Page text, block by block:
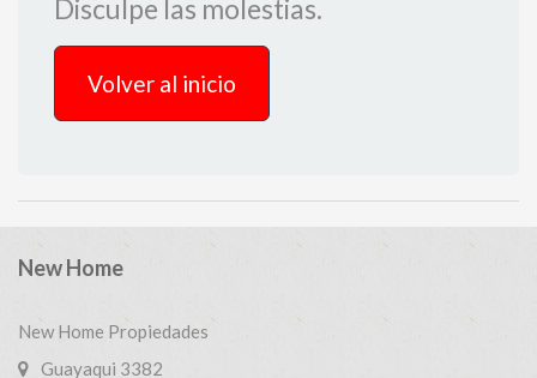
Disculpe las molestias.
Volver al inicio
New Home
New Home Propiedades
Guayaqui 3382